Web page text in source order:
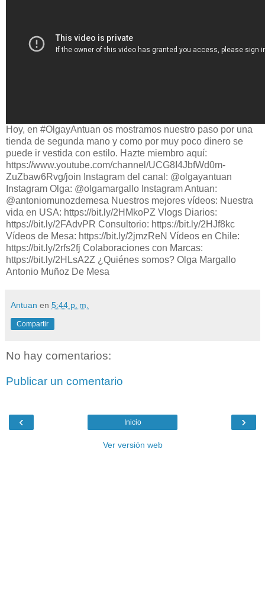
Hoy, en #OlgayAntuan os mostramos nuestro paso por una
tienda de segunda mano y como por muy poco dinero se
puede ir vestida con estilo. Hazte miembro aquí:
https://www.youtube.com/channel/UCG8I4JbfWd0m-
ZuZbaw6Rvg/join Instagram del canal: @olgayantuan
Instagram Olga: @olgamargallo Instagram Antuan:
@antoniomunozdemesa Nuestros mejores vídeos: Nuestra
vida en USA: https://bit.ly/2HMkoPZ Vlogs Diarios:
https://bit.ly/2FAdvPR Consultorio: https://bit.ly/2HJf8kc
Vídeos de Mesa: https://bit.ly/2jmzReN Vídeos en Chile:
https://bit.ly/2rfs2fj Colaboraciones con Marcas:
https://bit.ly/2HLsA2Z ¿Quiénes somos? Olga Margallo
Antonio Muñoz De Mesa
Antuan en 5:44 p. m.
Compartir
No hay comentarios:
Publicar un comentario
‹ ›
Inicio
Ver versión web